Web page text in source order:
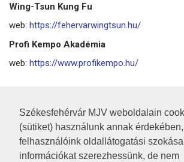
Székesfehérvár MJV weboldalain
(sütiket) használunk annak
felhasználóink oldallátogatási
információkat szerezhessünk, de nem
Wing-Tsun Kung Fu
web: https://fehervarwingtsun.hu/
Profi Kempo Akadémia
web: https://www.profikempo.hu/
RSS
A HONLAP 2017.03.31-I ÁLLAPOTA
JOGI NYILATKOZAT